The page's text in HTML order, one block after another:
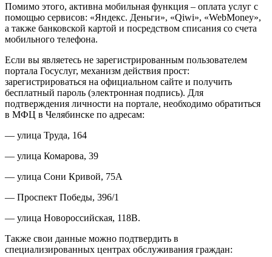
Помимо этого, активна мобильная функция – оплата услуг с
помощью сервисов: «Яндекс. Деньги», «Qiwi», «WebMoney»,
а также банковской картой и посредством списания со счета
мобильного телефона.
Если вы являетесь не зарегистрированным пользователем
портала Госуслуг, механизм действия прост:
зарегистрироваться на официальном сайте и получить
бесплатный пароль (электронная подпись). Для
подтверждения личности на портале, необходимо обратиться
в МФЦ в Челябинске по адресам:
— улица Труда, 164
— улица Комарова, 39
— улица Сони Кривой, 75А
— Проспект Победы, 396/1
— улица Новороссийская, 118В.
Также свои данные можно подтвердить в
специализированных центрах обслуживания граждан: